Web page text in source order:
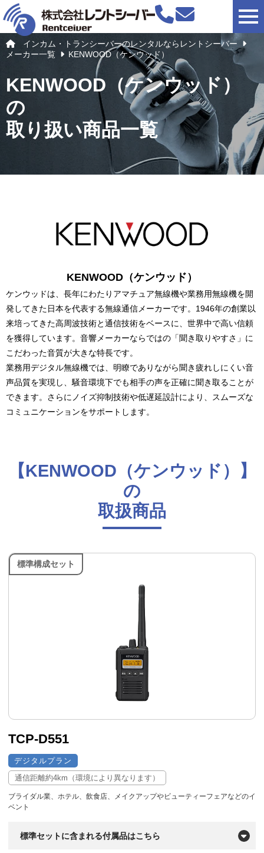
インカム・トランシーバーのレンタルならレントシーバー
メーカー一覧
KENWOOD（ケンウッド）
KENWOOD（ケンウッド）
の
取り扱い商品一覧
KENWOOD（ケンウッド）
ケンウッドは、長年にわたりアマチュア無線機や業務用無線機を開
発してきた日本を代表する無線通信メーカーです。1946年の創業以
来培ってきた高周波技術と通信技術をベースに、世界中で高い信頼
を獲得しています。音響メーカーならではの「聞き取りやすさ」に
こだわった音質が大きな特長です。
業務用デジタル無線機では、明瞭でありながら聞き疲れしにくい音
声品質を実現し、騒音環境下でも相手の声を正確に聞き取ることが
できます。さらにノイズ抑制技術や低遅延設計により、スムーズな
コミュニケーションをサポートします。
【KENWOOD（ケンウッド）】
の
取扱商品
標準構成セット
TCP-D551
デジタルプラン
通信距離約4km（環境により異なります）
ブライダル業、ホテル、飲食店、メイクアップやビューティーフェアなどのイ
ベント
標準セットに含まれる付属品はこちら